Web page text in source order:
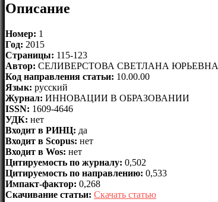
Описание
Номер: 1
Год: 2015
Страницы: 115-123
Автор: СЕЛИВЕРСТОВА СВЕТЛАНА ЮРЬЕВНА
Код направления статьи: 10.00.00
Язык: русский
Журнал: ИННОВАЦИИ В ОБРАЗОВАНИИ
ISSN: 1609-4646
УДК: нет
Входит в РИНЦ: да
Входит в Scopus: нет
Входит в Wos: нет
Цитируемость по журналу: 0,502
Цитируемость по направлению: 0,533
Импакт-фактор: 0,268
Скачивание статьи: Скачать статью